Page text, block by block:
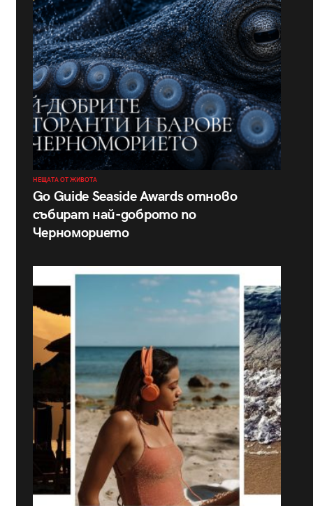
НЕЩАТА ОТ ЖИВОТА
Go Guide Seaside Awards отново
събират най-доброто по
Черноморието